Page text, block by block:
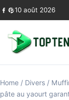
Skip to content
10 août 2026
Home / Divers /
pâte au yaourt